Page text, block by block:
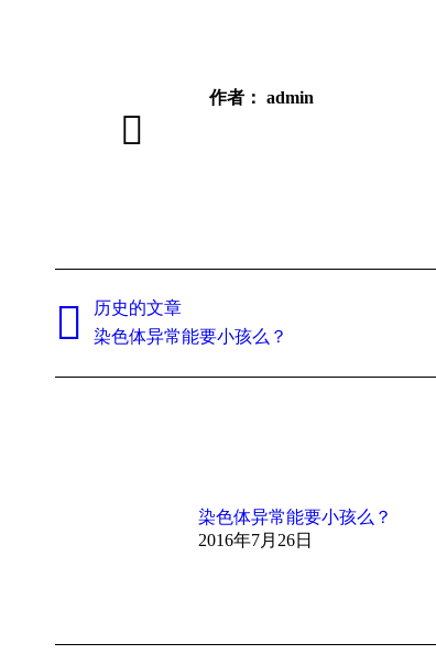
作者： admin
历史的文章
历
的
染色体异常能要小孩么？
染色体异常能要小孩么？
2016年7月26日